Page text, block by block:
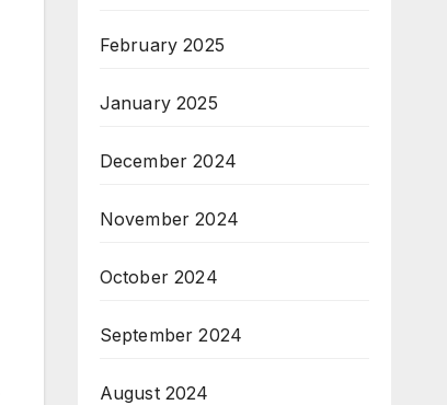
February 2025
January 2025
December 2024
November 2024
October 2024
September 2024
August 2024